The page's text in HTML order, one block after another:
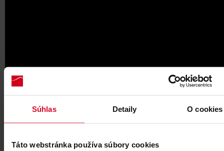
Súhlas Detaily O cookies
Táto webstránka používa súbory cookies